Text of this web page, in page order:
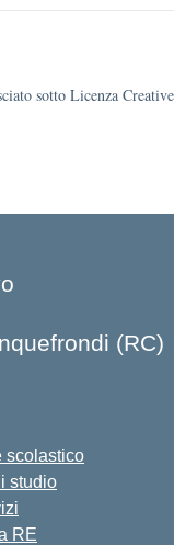
sotto Licenza
(RC)
scolastico
studio
RE